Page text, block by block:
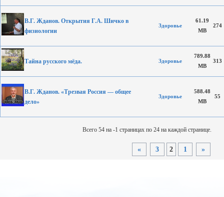
В.Г. Жданов. Открытия Г.А. Шичко в
физиологии
Здоровье
61.19
MB
274
Тайна русского мёда. Здоровье
789.88
MB
313
В.Г. Жданов. «Трезвая Россия — общее
дело»
Здоровье
588.48
MB
55
Всего 54 на -1 страницах по 24 на каждой странице.
« 3 2 1 »